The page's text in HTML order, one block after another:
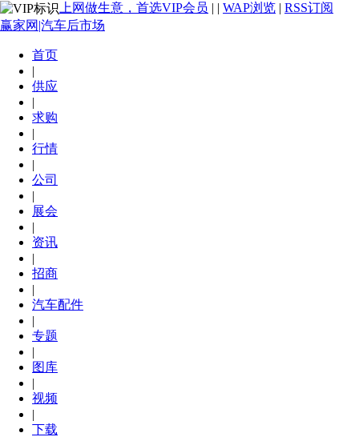
上网做生意，首选VIP会员 | | WAP浏览 | RSS订阅
赢家网|汽车后市场
首页
|
供应
|
求购
|
行情
|
公司
|
展会
|
资讯
|
招商
|
汽车配件
|
专题
|
图库
|
视频
|
下载